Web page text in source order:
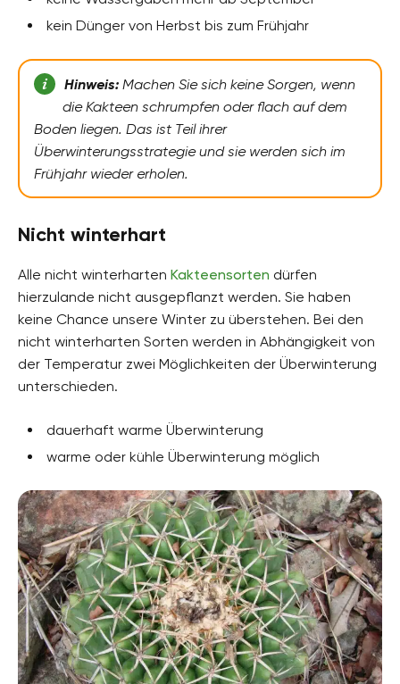
kein Dünger von Herbst bis zum Frühjahr
Hinweis:Machen Sie sich keine Sorgen, wenn
die Kakteen schrumpfen oder flach auf dem
Boden liegen. Das ist Teil ihrer
Überwinterungsstrategie und sie werden sich im
Frühjahr wieder erholen.
Nicht winterhart
Alle nicht winterharten Kakteensorten dürfen
hierzulande nicht ausgepflanzt werden. Sie haben
keine Chance unsere Winter zu überstehen. Bei den
nicht winterharten Sorten werden in Abhängigkeit von
der Temperatur zwei Möglichkeiten der Überwinterung
unterschieden.
dauerhaft warme Überwinterung
warme oder kühle Überwinterung möglich